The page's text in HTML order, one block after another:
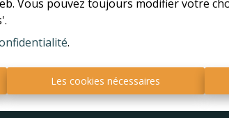
Vous pouvez toujours modifier votre
.
Les cookies nécessaires